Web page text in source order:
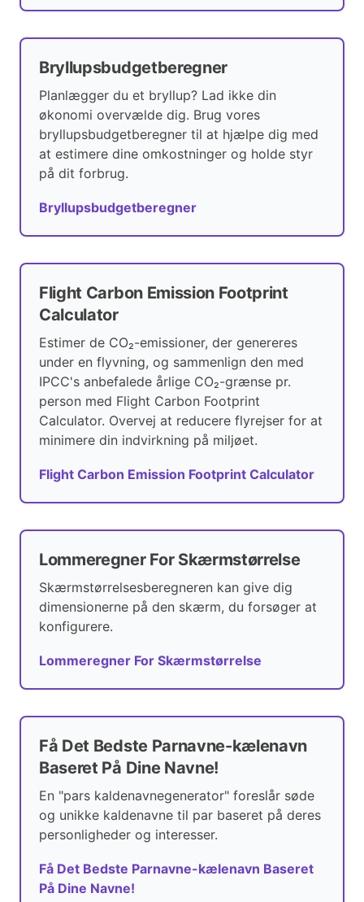
Bryllupsbudgetberegner
Planlægger du et bryllup? Lad ikke din
økonomi overvælde dig. Brug vores
bryllupsbudgetberegner til at hjælpe dig med
at estimere dine omkostninger og holde styr
på dit forbrug.
Bryllupsbudgetberegner
Flight Carbon Emission Footprint
Calculator
Estimer de CO₂-emissioner, der genereres
under en flyvning, og sammenlign den med
IPCC's anbefalede årlige CO₂-grænse pr.
person med Flight Carbon Footprint
Calculator. Overvej at reducere flyrejser for at
minimere din indvirkning på miljøet.
Flight Carbon Emission Footprint Calculator
Lommeregner For Skærmstørrelse
Skærmstørrelsesberegneren kan give dig
dimensionerne på den skærm, du forsøger at
konfigurere.
Lommeregner For Skærmstørrelse
Få Det Bedste Parnavne-kælenavn
Baseret På Dine Navne!
En "pars kaldenavnegenerator" foreslår søde
og unikke kaldenavne til par baseret på deres
personligheder og interesser.
Få Det Bedste Parnavne-kælenavn Baseret
På Dine Navne!